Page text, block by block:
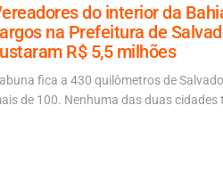
do interior da
na Prefeitura de
R$ 5,5 milhões
fica a 430 quilômetros de
de 100. Nenhuma das duas cidades